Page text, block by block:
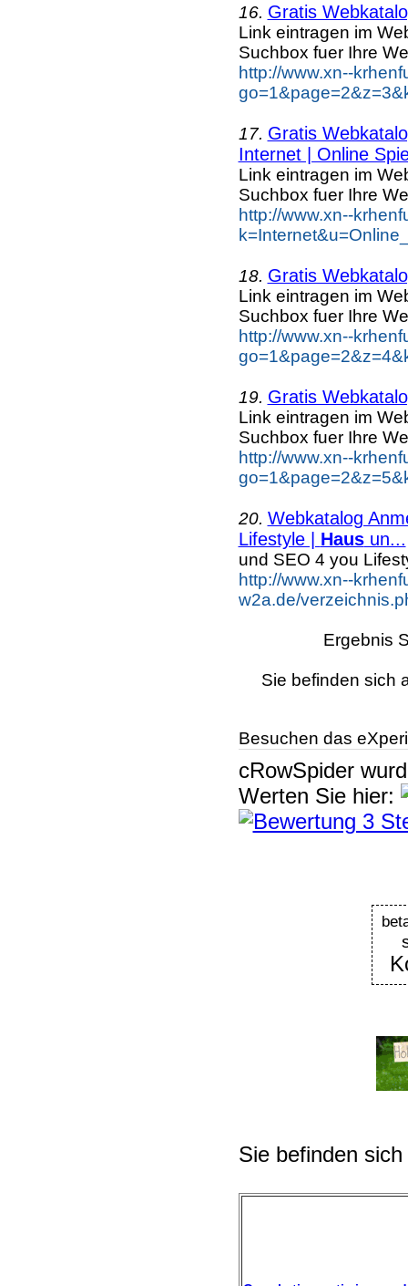
16. Gratis
Link eintragen im
Suchbox fuer Ihre
http://www.xn--
17. Gratis
Internet | Online
Link eintragen im
Suchbox fuer Ihre
http://www.xn--
18. Gratis
Link eintragen im
Suchbox fuer Ihre
http://www.xn--
19. Gratis
Link eintragen im
Suchbox fuer Ihre
http://www.xn--
20. Webkatalog
Lifestyle | Hausun...
und SEO 4 you
http://www.xn--
w2a.de/
Ergebnis
Sie befinden sich
Besuchen das
cRowSpider
Werten Sie hier:
Sie befinden